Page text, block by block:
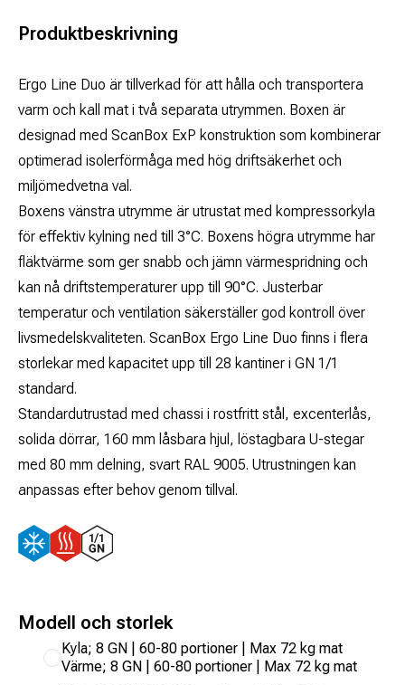
Produktbeskrivning
Ergo Line Duo är tillverkad för att hålla och transportera
varm och kall mat i två separata utrymmen. Boxen är
designad med ScanBox ExP konstruktion som kombinerar
optimerad isolerförmåga med hög driftsäkerhet och
miljömedvetna val.
Boxens vänstra utrymme är utrustat med kompressorkyla
för effektiv kylning ned till 3°C. Boxens högra utrymme har
fläktvärme som ger snabb och jämn värmespridning och
kan nå driftstemperaturer upp till 90°C. Justerbar
temperatur och ventilation säkerställer god kontroll över
livsmedelskvaliteten. ScanBox Ergo Line Duo finns i flera
storlekar med kapacitet upp till 28 kantiner i GN 1/1
standard.
Standardutrustad med chassi i rostfritt stål, excenterlås,
solida dörrar, 160 mm låsbara hjul, löstagbara U-stegar
med 80 mm delning, svart RAL 9005. Utrustningen kan
anpassas efter behov genom tillval.
Modell och storlek
Kyla; 8 GN | 60-80 portioner | Max 72 kg mat
Värme; 8 GN | 60-80 portioner | Max 72 kg mat